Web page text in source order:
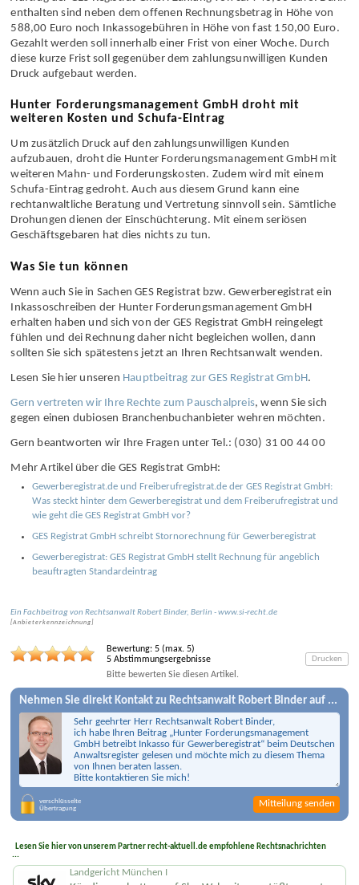
enthalten sind neben dem offenen Rechnungsbetrag in Höhe von
588,00 Euro noch Inkassogebühren in Höhe von fast 150,00 Euro.
Gezahlt werden soll innerhalb einer Frist von einer Woche. Durch
diese kurze Frist soll gegenüber dem zahlungsunwilligen Kunden
Druck aufgebaut werden.
Hunter Forderungsmanagement GmbH droht mit
weiteren Kosten und Schufa-Eintrag
Um zusätzlich Druck auf den zahlungsunwilligen Kunden
aufzubauen, droht die Hunter Forderungsmanagement GmbH mit
weiteren Mahn- und Forderungskosten. Zudem wird mit einem
Schufa-Eintrag gedroht. Auch aus diesem Grund kann eine
rechtanwaltliche Beratung und Vertretung sinnvoll sein. Sämtliche
Drohungen dienen der Einschüchterung. Mit einem seriösen
Geschäftsgebaren hat dies nichts zu tun.
Was Sie tun können
Wenn auch Sie in Sachen GES Registrat bzw. Gewerberegistrat ein
Inkassoschreiben der Hunter Forderungsmanagement GmbH
erhalten haben und sich von der GES Registrat GmbH reingelegt
fühlen und dei Rechnung daher nicht begleichen wollen, dann
sollten Sie sich spätestens jetzt an Ihren Rechtsanwalt wenden.
Lesen Sie hier unseren Hauptbeitrag zur GES Registrat GmbH .
Gern vertreten wir Ihre Rechte zum Pauschalpreis, wenn Sie sich
gegen einen dubiosen Branchenbuch­anbieter wehren möchten.
Gern beantworten wir Ihre Fragen unter Tel.: (030) 31 00 44 00
Mehr Artikel über die GES Registrat GmbH:
Gewerberegistrat.de und Freiberufregistrat.de der GES Registrat GmbH:
Was steckt hinter dem Gewerberegistrat und dem Freiberufregistrat und
wie geht die GES Registrat GmbH vor?
GES Registrat GmbH schreibt Stornorechnung für Gewerberegistrat
Gewerberegistrat: GES Registrat GmbH stellt Rechnung für angeblich
beauftragten Standardeintrag
Ein Fachbeitrag vonRechtsanwalt Robert Binder,Berlin -www.si-recht.de
[Anbieter­kenn­zeichnung
Bewertung:5 (max.5)
5 Abstimmungsergebnisse
Bitte bewerten Sie diesen Artikel.
Drucken
Nehmen Sie direkt Kontakt zu Rechtsanwalt Robert Binderauf ...
Mitteilung senden
Lesen Sie hier von unserem Partner recht-aktuell.de empfohlene Rechtsnachrichten
...
Landgericht München I